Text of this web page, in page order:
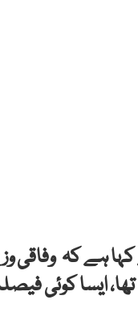
ہے کہ وفاقی
تھا، ایسا